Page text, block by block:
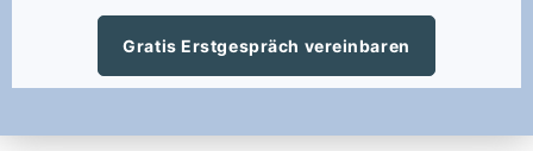
Gratis Erstgespräch vereinbaren